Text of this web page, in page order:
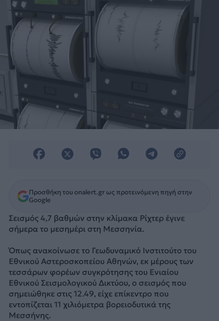
Προσθήκη του onalert.gr ως προτεινόμενη πηγή στην
Google
Σεισμός 4,7 βαθμών στην κλίμακα Ρίχτερ έγινε
σήμερα το μεσημέρι στη Μεσσηνία.
Όπως ανακοίνωσε το Γεωδυναμικό Ινστιτούτο του
Εθνικού Αστεροσκοπείου Αθηνών, εκ μέρους των
τεσσάρων φορέων συγκρότησης του Ενιαίου
Εθνικού Σεισμολογικού Δικτύου, ο σεισμός που
σημειώθηκε στις 12.49, είχε επίκεντρο που
εντοπίζεται 11 χιλιόμετρα βορειοδυτικά της
Μεσσήνης.